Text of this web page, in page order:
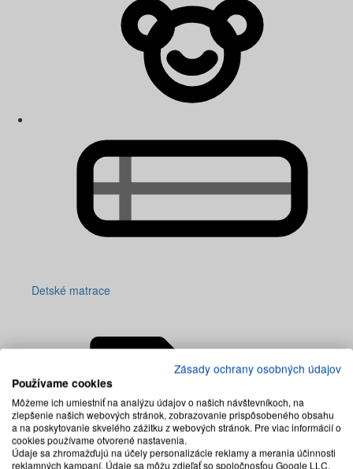
Detské matrace
Zásady ochrany osobných údajov
Používame cookies
Môžeme ich umiestniť na analýzu údajov o našich návštevníkoch, na
zlepšenie našich webových stránok, zobrazovanie prispôsobeného obsahu
a na poskytovanie skvelého zážitku z webových stránok. Pre viac informácií o
cookies používame otvorené nastavenia.
Údaje sa zhromažďujú na účely personalizácie reklamy a merania účinnosti
reklamných kampaní. Údaje sa môžu zdieľať so spoločnosťou Google LLC,